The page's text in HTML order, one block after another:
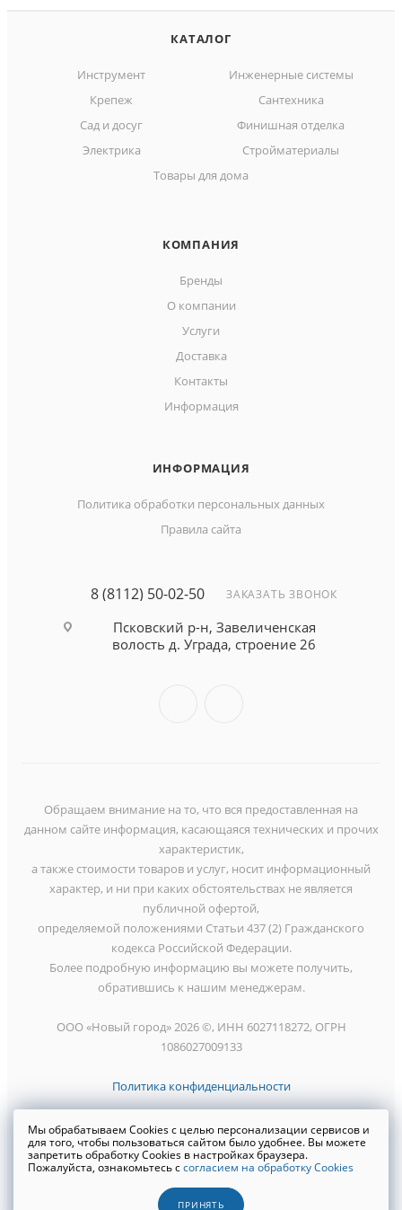
КАТАЛОГ
Инструмент
Инженерные системы
Крепеж
Сантехника
Сад и досуг
Финишная отделка
Электрика
Стройматериалы
Товары для дома
КОМПАНИЯ
Бренды
О компании
Услуги
Доставка
Контакты
Информация
ИНФОРМАЦИЯ
Политика обработки персональных данных
Правила сайта
8 (8112) 50-02-50 ЗАКАЗАТЬ ЗВОНОК
Псковский р-н, Завеличенская
волость д. Уграда, строение 26
Обращаем внимание на то, что вся предоставленная на
данном сайте информация, касающаяся технических и прочих
характеристик,
а также стоимости товаров и услуг, носит информационный
характер, и ни при каких обстоятельствах не является
публичной офертой,
определяемой положениями Статьи 437 (2) Гражданского
кодекса Российской Федерации.
Более подробную информацию вы можете получить,
обратившись к нашим менеджерам.
ООО «Новый город» 2026 ©, ИНН 6027118272, ОГРН
1086027009133
Политика конфиденциальности
Создание сайта WRP
Мы обрабатываем Cookies с целью персонализации сервисов и
для того, чтобы пользоваться сайтом было удобнее. Вы можете
запретить обработку Cookies в настройках браузера.
Пожалуйста, ознакомьтесь ссогласием на обработку Cookies
ПРИНЯТЬ